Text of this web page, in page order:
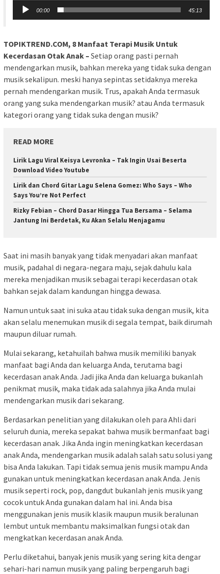
Audio
Player
00:00 45:13
TOPIKTREND.COM, 8 Manfaat Terapi Musik Untuk
Kecerdasan Otak Anak – Setiap orang pasti pernah
mendengarkan musik, bahkan mereka yang tidak suka dengan
musik sekalipun. meski hanya sepintas setidaknya mereka
pernah mendengarkan musik. Trus, apakah Anda termasuk
orang yang suka mendengarkan musik? atau Anda termasuk
kategori orang yang tidak suka dengan musik?
READ MORE
Lirik Lagu Viral Keisya Levronka – Tak Ingin Usai Beserta
Download Video Youtube
Lirik dan Chord Gitar Lagu Selena Gomez: Who Says – Who
Says You’re Not Perfect
Rizky Febian – Chord Dasar Hingga Tua Bersama – Selama
Jantung Ini Berdetak, Ku Akan Selalu Menjagamu
Saat ini masih banyak yang tidak menyadari akan manfaat
musik, padahal di negara-negara maju, sejak dahulu kala
mereka menjadikan musik sebagai terapi kecerdasan otak
bahkan sejak dalam kandungan hingga dewasa.
Namun untuk saat ini suka atau tidak suka dengan musik, kita
akan selalu menemukan musik di segala tempat, baik dirumah
maupun diluar rumah.
Mulai sekarang, ketahuilah bahwa musik memiliki banyak
manfaat bagi Anda dan keluarga Anda, terutama bagi
kecerdasan anak Anda. Jadi jika Anda dan keluarga bukanlah
penikmat musik, maka tidak ada salahnya jika Anda mulai
mendengarkan musik dari sekarang.
Berdasarkan penelitian yang dilakukan oleh para Ahli dari
seluruh dunia, mereka sepakat bahwa musik bermanfaat bagi
kecerdasan anak. Jika Anda ingin meningkatkan kecerdasan
anak Anda, mendengarkan musik adalah salah satu solusi yang
bisa Anda lakukan. Tapi tidak semua jenis musik mampu Anda
gunakan untuk meningkatkan kecerdasan anak Anda. Jenis
musik seperti rock, pop, dangdut bukanlah jenis musik yang
cocok untuk Anda gunakan dalam hal ini. Anda bisa
menggunakan jenis musik klasik maupun musik beralunan
lembut untuk membantu maksimalkan fungsi otak dan
mengkatkan kecerdasan anak Anda.
Perlu diketahui, banyak jenis musik yang sering kita dengar
sehari-hari namun musik yang paling berpengaruh bagi